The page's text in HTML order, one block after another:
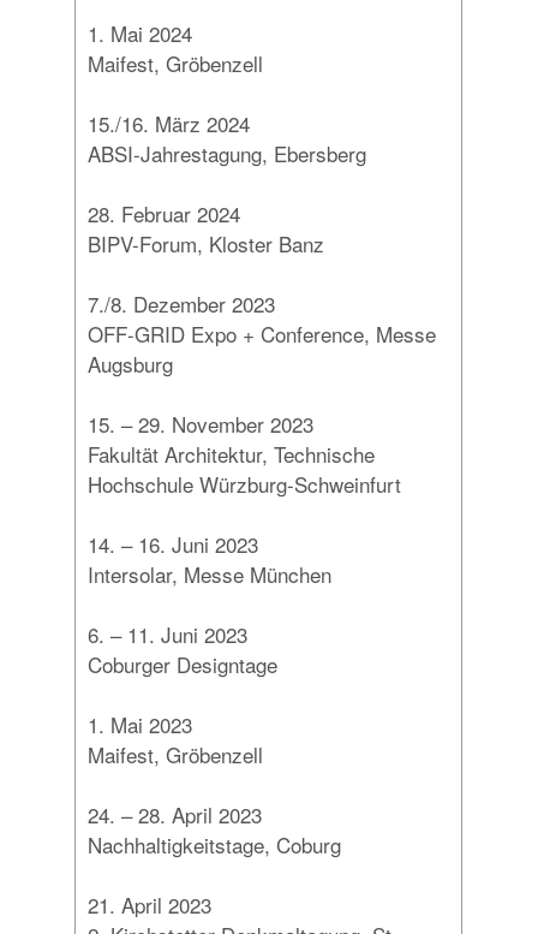
1. Mai 2024
Maifest, Gröbenzell
15./16. März 2024
ABSI-Jahrestagung, Ebersberg
28. Februar 2024
BIPV-Forum, Kloster Banz
7./8. Dezember 2023
OFF-GRID Expo + Conference, Messe
Augsburg
15. – 29. November 2023
Fakultät Architektur, Technische
Hochschule Würzburg-Schweinfurt
14. – 16. Juni 2023
Intersolar, Messe München
6. – 11. Juni 2023
Coburger Designtage
1. Mai 2023
Maifest, Gröbenzell
24. – 28. April 2023
Nachhaltigkeitstage, Coburg
21. April 2023